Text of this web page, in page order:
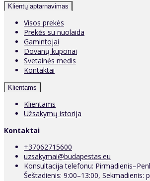
Klientų aptarnavimas
Visos prekės
Prekės su nuolaida
Gamintojai
Dovanų kuponai
Svetainės medis
Kontaktai
Klientams
Klientams
Užsakymų istorija
Kontaktai
+37062715600
uzsakymai@budapestas.eu
Konsultacija telefonu:
Šeštadienis: 9:00–13:00, Sekmadienis: